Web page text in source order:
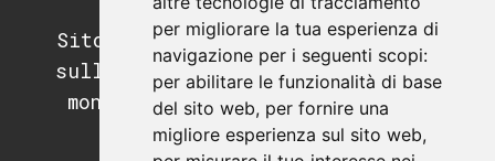
per migliorare la tua esperienza di
navigazione per i seguenti scopi:
per abilitare le funzionalità di base
del sito web, per fornire una
migliore esperienza sul sito web,
Sito di informazione e didattica
sull'automazione industriale, il
mondo dei PLC e dei sistemi di
supervisione.